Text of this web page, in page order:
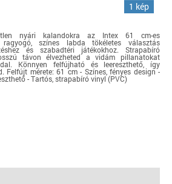
1 kép
nyári kalandokra az Intex 61 cm-es
színes labda tökéletes választás
és szabadtéri játékokhoz. Strapabíró
távon élvezheted a vidám pillanatokat
Könnyen felfújható és leereszthető, így
Felfújt mérete: 61 cm - Színes, fényes design -
- Tartós, strapabíró vinyl (PVC)